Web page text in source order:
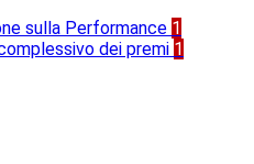
sulla Performance 1
dei premi 1